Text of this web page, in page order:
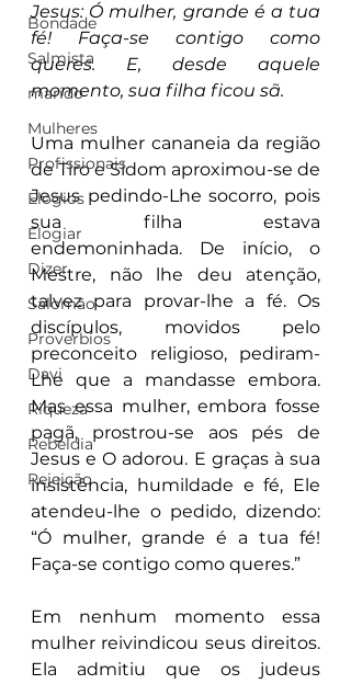
Bondade
Salmista
marido
Mulheres
Profissionais
Elogios
Elogiar
Dizer
Salomão
Proverbios
Davi
Riqueza
Rebeldia
Rejeição
Jesus: Ó mulher, grande é a tua
fé! Faça-se contigo como
queres. E, desde aquele
momento, sua filha ficou sã.
Uma mulher cananeia da região
de Tiro e Sidom aproximou-se de
Jesus pedindo-Lhe socorro, pois
sua filha estava
endemoninhada. De início, o
Mestre, não lhe deu atenção,
talvez para provar-lhe a fé. Os
discípulos, movidos pelo
preconceito religioso, pediram-
Lhe que a mandasse embora.
Mas essa mulher, embora fosse
pagã, prostrou-se aos pés de
Jesus e O adorou. E graças à sua
insistência, humildade e fé, Ele
atendeu-lhe o pedido, dizendo:
“Ó mulher, grande é a tua fé!
Faça-se contigo como queres.”
Em nenhum momento essa
mulher reivindicou seus direitos.
Ela admitiu que os judeus